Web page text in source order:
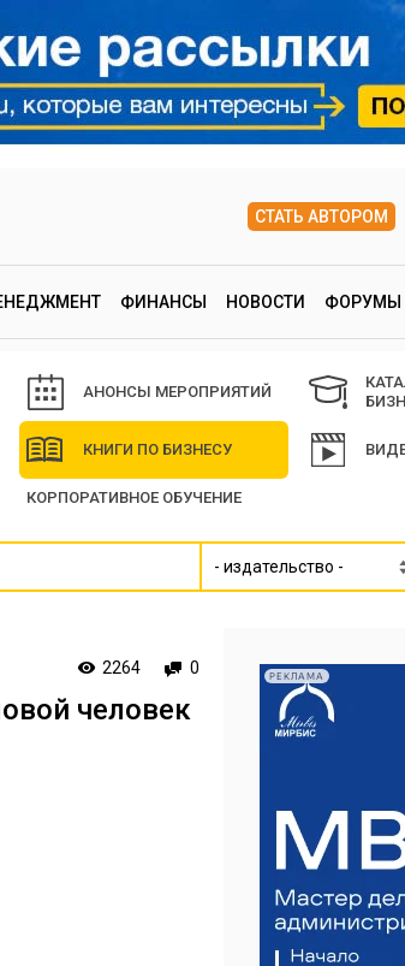
СТАТЬ АВТОРОМ
ФИНАНСЫ НОВОСТИ ФОРУМЫ
АНОНСЫ МЕРОПРИЯТИЙ
КНИГИ ПО БИЗНЕСУ
КОРПОРАТИВНОЕ ОБУЧЕНИЕ
2264 0
человек
РЕКЛАМА